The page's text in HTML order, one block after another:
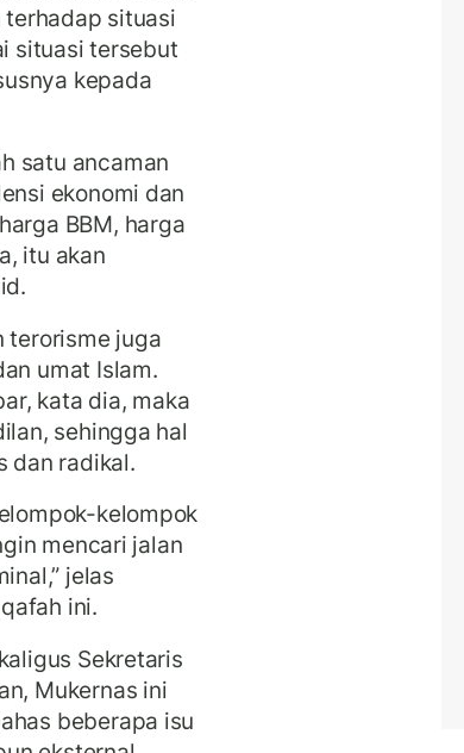
situasi
situasi tersebut
kepada
satu ancaman
ekonomi dan
BBM, harga
itu akan
terorisme juga
umat Islam.
kata dia, maka
sehingga hal
dan radikal.
kelompok
mencari jalan
jelas
ini.
Sekretaris
Mukernas ini
beberapa isu